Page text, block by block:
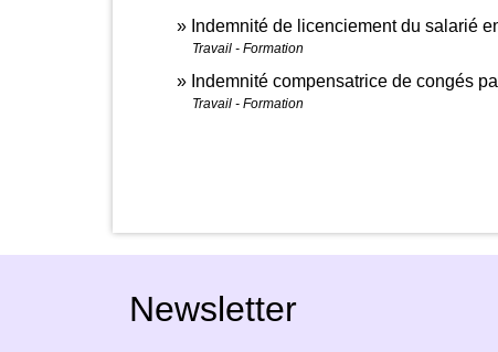
Indemnité de licenciement du salarié
Travail - Formation
Indemnité compensatrice de congés
Travail - Formation
Newsletter